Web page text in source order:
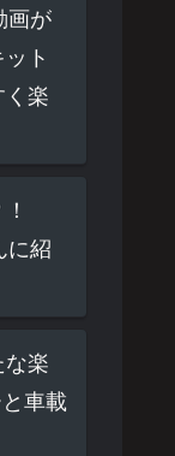
画が
ト
楽
に紹
楽
車載